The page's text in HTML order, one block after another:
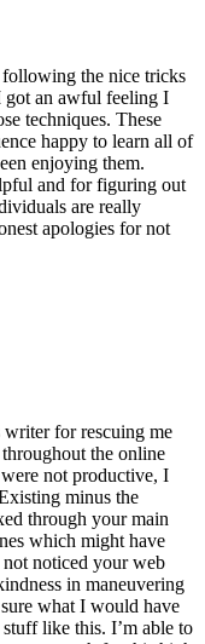
following the nice tricks
got an awful feeling I
techniques. These
happy to learn all of
enjoying them.
and for figuring out
are really
apologies for not
writer for rescuing me
the online
not productive, I
minus the
through your main
which might have
noticed your web
in maneuvering
what I would have
like this. I’m able to